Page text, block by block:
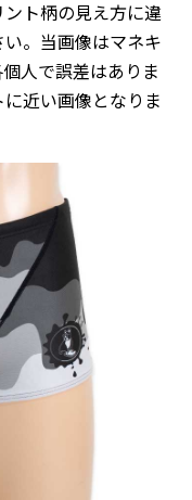
ント柄の見え方に違
。 当画像はマネキ
人で誤差はありま
近い画像となりま